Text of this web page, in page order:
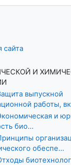
сайта
И
выпускной
работы,
и
био...
обеспе...